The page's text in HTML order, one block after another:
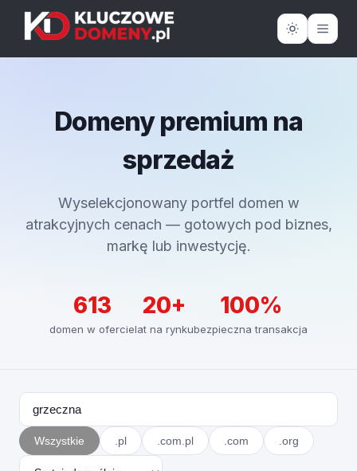
Domeny premium na
sprzedaż
Wyselekcjonowany portfel domen w
atrakcyjnych cenach — gotowych pod biznes,
markę lub inwestycję.
613
domen w ofercie
20+
lat na rynku
100%
bezpieczna transakcja
Wszystkie .pl .com.pl .com .org